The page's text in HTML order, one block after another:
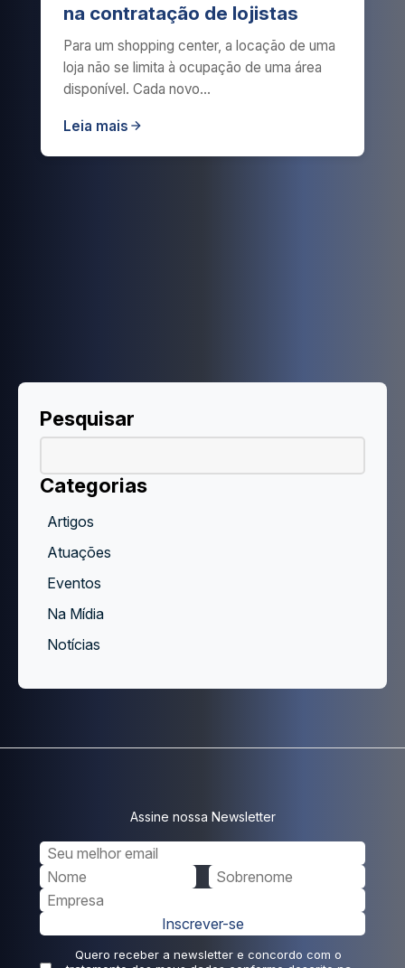
na contratação de lojistas
Para um shopping center, a locação de uma
loja não se limita à ocupação de uma área
disponível. Cada novo…
Leia mais
Pesquisar
Categorias
Artigos
Atuações
Eventos
Na Mídia
Notícias
Assine nossa Newsletter
Inscrever-se
Quero receber a newsletter e concordo com o